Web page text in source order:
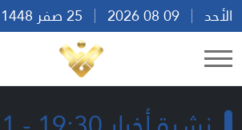
الأحد